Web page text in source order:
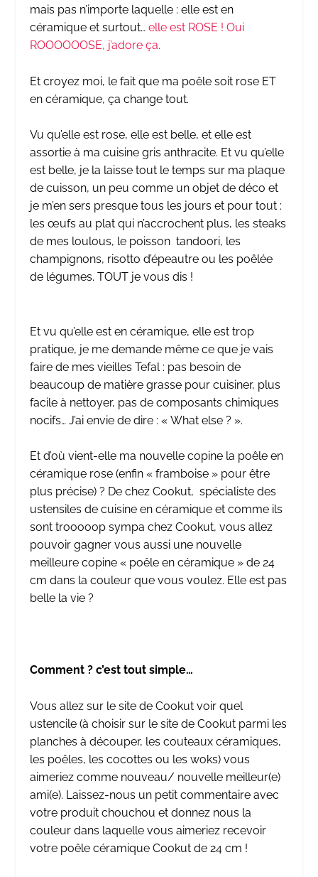
mais pas n’importe laquelle : elle est en
céramique et surtout…elle est ROSE ! Oui
ROOOOOOSE, j’adore ça.
Et croyez moi, le fait que ma poêle soit rose ET
en céramique, ça change tout.
Vu qu’elle est rose, elle est belle, et elle est
assortie à ma cuisine gris anthracite. Et vu qu’elle
est belle, je la laisse tout le temps sur ma plaque
de cuisson, un peu comme un objet de déco et
je m’en sers presque tous les jours et pour tout :
les œufs au plat qui n’accrochent plus, les steaks
de mes loulous, le poisson tandoori, les
champignons, risotto d’épeautre ou les poêlée
de légumes. TOUT je vous dis !
Et vu qu’elle est en céramique, elle est trop
pratique, je me demande même ce que je vais
faire de mes vieilles Tefal : pas besoin de
beaucoup de matière grasse pour cuisiner, plus
facile à nettoyer, pas de composants chimiques
nocifs… J’ai envie de dire : « What else ? ».
Et d’où vient-elle ma nouvelle copine la poêle en
céramique rose (enfin « framboise » pour être
plus précise) ? De chez Cookut, spécialiste des
ustensiles de cuisine en céramique et comme ils
sont trooooop sympa chez Cookut, vous allez
pouvoir gagner vous aussi une nouvelle
meilleure copine « poêle en céramique » de 24
cm dans la couleur que vous voulez. Elle est pas
belle la vie ?
Comment ? c’est tout simple…
Vous allez sur le site deCookut voir quel
ustencile (à choisir sur le site de Cookut parmi les
planches à découper, les couteaux céramiques,
les poêles, les cocottes ou les woks) vous
aimeriez comme nouveau/ nouvelle meilleur(e)
ami(e). Laissez-nous un petit commentaire avec
votre produit chouchou et donnez nous la
couleur dans laquelle vous aimeriez recevoir
votre poêle céramique Cookut de 24 cm !